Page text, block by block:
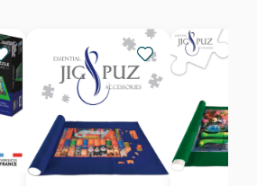
3663384905513
1000 pièces
69 x 48 cm